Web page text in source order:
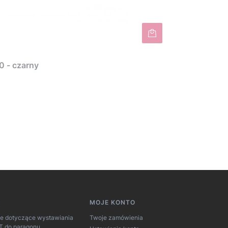
- czarny
dotyczące wystawiania
MOJE KONTO
Twoje zamówienia